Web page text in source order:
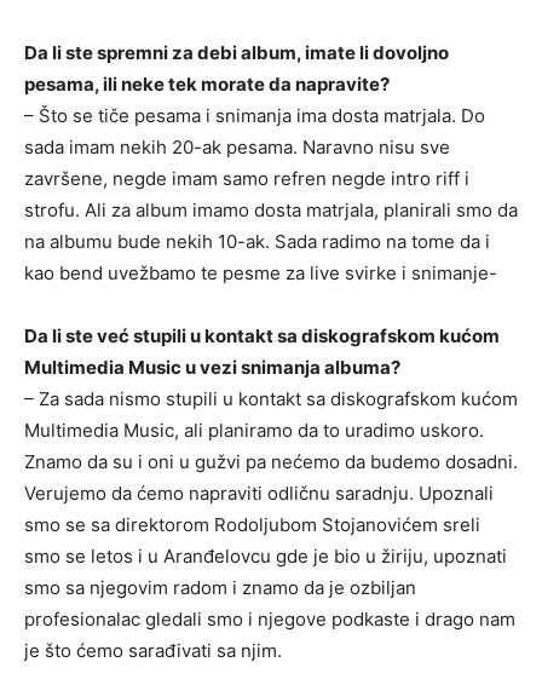
Da li ste spremni za debi album, imate li dovoljno
pesama, ili neke tek morate da napravite?
– Što se tiče pesama i snimanja ima dosta matrjala. Do
sada imam nekih 20-ak pesama. Naravno nisu sve
završene, negde imam samo refren negde intro riff i
strofu. Ali za album imamo dosta matrjala, planirali smo da
na albumu bude nekih 10-ak. Sada radimo na tome da i
kao bend uvežbamo te pesme za live svirke i snimanje-
Da li ste već stupili u kontakt sa diskografskom kućom
Multimedia Music u vezi snimanja albuma?
– Za sada nismo stupili u kontakt sa diskografskom kućom
Multimedia Music, ali planiramo da to uradimo uskoro.
Znamo da su i oni u gužvi pa nećemo da budemo dosadni.
Verujemo da ćemo napraviti odličnu saradnju. Upoznali
smo se sa direktorom Rodoljubom Stojanovićem sreli
smo se letos i u Aranđelovcu gde je bio u žiriju, upoznati
smo sa njegovim radom i znamo da je ozbiljan
profesionalac gledali smo i njegove podkaste i drago nam
je što ćemo sarađivati sa njim.